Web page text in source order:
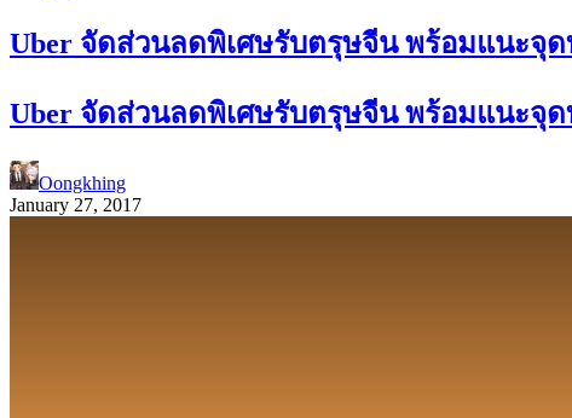
Uber จัดส่วนลดพิเศษรับตรุษจีน พร้อมแนะจุด
Uber จัดส่วนลดพิเศษรับตรุษจีน พร้อมแนะจุด
Oongkhing
January 27, 2017